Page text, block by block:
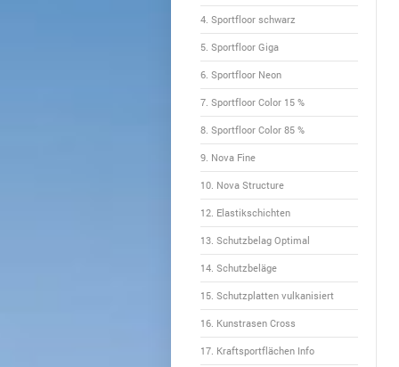
4. Sportfloor schwarz
5. Sportfloor Giga
6. Sportfloor Neon
7. Sportfloor Color 15 %
8. Sportfloor Color 85 %
9. Nova Fine
10. Nova Structure
12. Elastikschichten
13. Schutzbelag Optimal
14. Schutzbeläge
15. Schutzplatten vulkanisiert
16. Kunstrasen Cross
17. Kraftsportflächen Info